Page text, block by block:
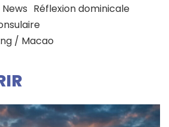
News Réflexion dominicale
/ Macao